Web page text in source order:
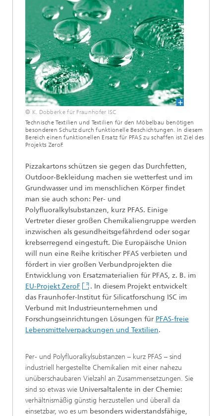
© K. Dobberke für Fraunhofer ISC
Technische Textilien und Textilien für den Möbelbau benötigen
besonderen Schutz durch funktionelle Beschichtungen. In diesem
Bereich einen funktionellen Ersatz für PFAS zu schaffen ist Ziel des
Projekts ZeroF.
Pizzakartons schützen sie gegen das Durchfetten,
Outdoor-Bekleidung machen sie wetterfest und im
Grundwasser und im menschlichen Körper findet
man sie auch schon: Per- und
Polyfluoralkylsubstanzen, kurz PFAS. Einige
Vertreter dieser großen Chemikaliengruppe werden
inzwischen als gesundheitsgefährdend oder sogar
krebserregend eingestuft. Die Europäische Union
will nun eine Reihe kritischer PFAS verbieten und
fördert in vier großen Verbundprojekten die
Entwicklung von Ersatzmaterialien für PFAS, z. B. im
EU-Projekt ZeroF
. In diesem Projekt entwickelt
das Fraunhofer-Institut für Silicatforschung ISC im
Verbund mit Industrieunternehmen und
Forschungseinrichtungen Lösungen für PFAS-freie
Lebensmittelverpackungen und Textilien.
Per- und Polyfluoralkylsubstanzen – kurz PFAS – sind
industriell hergestellte Chemikalien mit einer nahezu
unüberschaubaren Vielzahl an Zusammensetzungen. Sie
sind so etwas wie Universaltalente in der Chemie:
verhältnismäßig günstig herzustellen und überall da
einsetzbar, wo es um besonders widerstandsfähige,